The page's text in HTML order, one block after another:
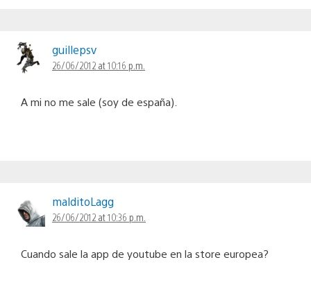
guillepsv
26/06/2012 at 10:16 p.m.
A mi no me sale (soy de españa).
malditoLagg
26/06/2012 at 10:36 p.m.
Cuando sale la app de youtube en la store europea?